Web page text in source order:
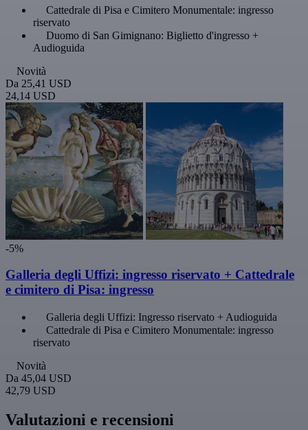
Cattedrale di Pisa e Cimitero Monumentale: ingresso
riservato
Duomo di San Gimignano: Biglietto d'ingresso +
Audioguida
Novità
Da 25,41 USD
24,14 USD
-5%
Galleria degli Uffizi: ingresso riservato + Cattedrale
e cimitero di Pisa: ingresso
Galleria degli Uffizi: Ingresso riservato + Audioguida
Cattedrale di Pisa e Cimitero Monumentale: ingresso
riservato
Novità
Da 45,04 USD
42,79 USD
Valutazioni e recensioni